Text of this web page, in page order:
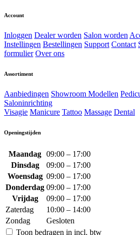
Account
Inloggen Dealer worden Salon worden
Instellingen Bestellingen Support Contact
formulier Over ons
Assortiment
Aanbiedingen Showroom Modellen
Saloninrichting
Visagie Manicure Tattoo Massage Dental
Openingstijden
Maandag 09:00 – 17:00
Dinsdag
09:00 – 17:00
Woensdag 09:00 – 17:00
Donderdag 09:00 – 17:00
Vrijdag
09:00 – 17:00
Zaterdag
10:00 – 14:00
Zondag
Gesloten
Toon bedragen in incl. btw